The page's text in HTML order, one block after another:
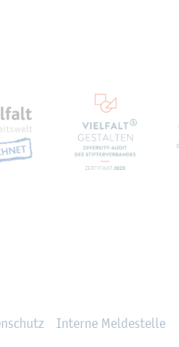
In­ter­ne Mel­de­stel­le